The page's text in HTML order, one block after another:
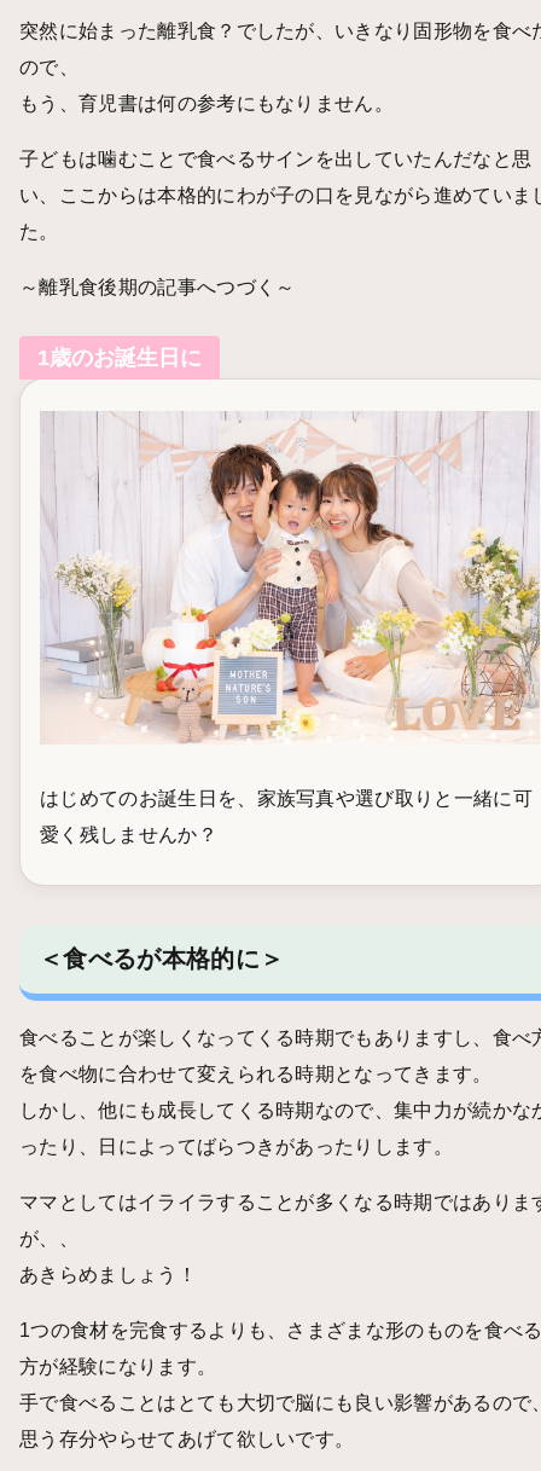
突然に始まった離乳食？でしたが、いきなり固形物を食べ
ので、
もう、育児書は何の参考にもなりません。
子どもは噛むことで食べるサインを出していたんだなと思
い、ここからは本格的にわが子の口を見ながら進めていま
た。
～離乳食後期の記事へつづく～
1歳のお誕生日に
はじめてのお誕生日を、家族写真や選び取りと一緒に可
愛く残しませんか？
＜食べるが本格的に＞
食べることが楽しくなってくる時期でもありますし、食べ
を食べ物に合わせて変えられる時期となってきます。
しかし、他にも成長してくる時期なので、集中力が続かな
ったり、日によってばらつきがあったりします。
ママとしてはイライラすることが多くなる時期ではありま
が、、
あきらめましょう！
1つの食材を完食するよりも、さまざまな形のものを食べ
方が経験になります。
手で食べることはとても大切で脳にも良い影響があるので
思う存分やらせてあげて欲しいです。